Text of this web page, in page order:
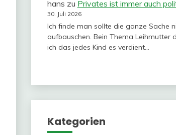
hans zu Privates ist immer auch
30. Juli 2026
Ich finde man sollte die ganze Sache
aufbauschen. Bein Thema Leihmutter
ich das jedes Kind es verdient…
Kategorien